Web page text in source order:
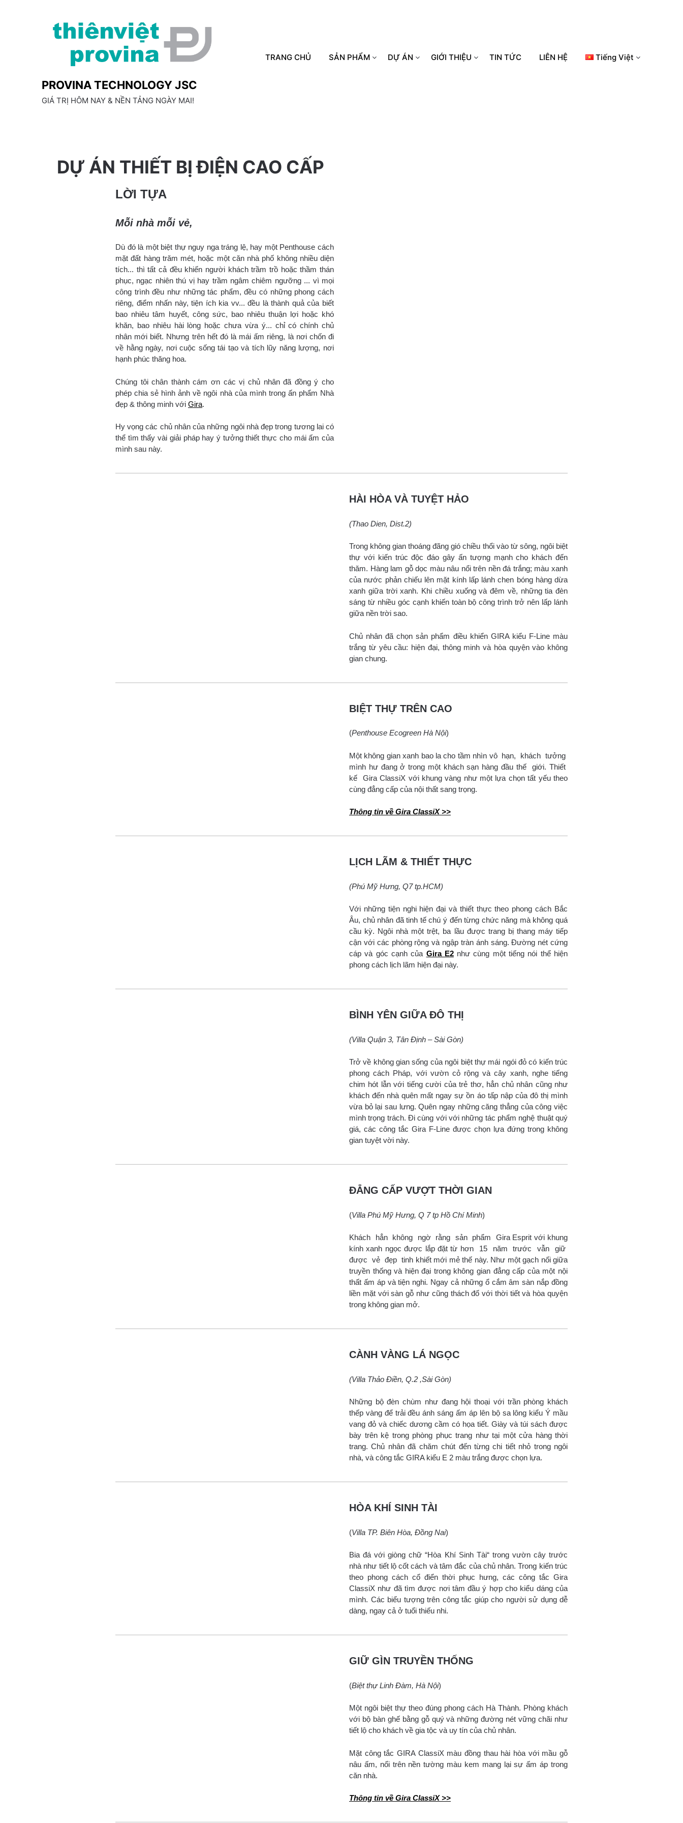
PROVINA TECHNOLOGY JSC
GIÁ TRỊ HÔM NAY & NỀN TẢNG NGÀY MAI!
TRANG CHỦ SẢN PHẨM DỰ ÁN GIỚI THIỆU TIN TỨC LIÊN HỆ Tiếng Việt
DỰ ÁN THIẾT BỊ ĐIỆN CAO CẤP
LỜI TỰA
Mỗi nhà mỗi vẻ,
Dù đó là một biệt thự nguy nga tráng lệ, hay một Penthouse cách
mặt đất hàng trăm mét, hoặc một căn nhà phố không nhiều diện
tích... thì tất cả đều khiến người khách trầm trồ hoặc thầm thán
phục, ngạc nhiên thú vị hay trầm ngâm chiêm ngưỡng ... vì mọi
công trình đều như những tác phẩm, đều có những phong cách
riêng, điểm nhấn này, tiện ích kia vv... đều là thành quả của biết
bao nhiêu tâm huyết, công sức, bao nhiêu thuận lợi hoặc khó
khăn, bao nhiêu hài lòng hoặc chưa vừa ý... chỉ có chính chủ
nhân mới biết. Nhưng trên hết đó là mái ấm riêng, là nơi chốn đi
về hằng ngày, nơi cuộc sống tái tạo và tích lũy năng lượng, nơi
hạnh phúc thăng hoa.
Chúng tôi chân thành cám ơn các vị chủ nhân đã đồng ý cho
phép chia sẻ hình ảnh về ngôi nhà của mình trong ấn phẩm Nhà
đẹp & thông minh với Gira.
Hy vọng các chủ nhân của những ngôi nhà đẹp trong tương lai có
thể tìm thấy vài giải pháp hay ý tưởng thiết thực cho mái ấm của
mình sau này.
HÀI HÒA VÀ TUYỆT HẢO
(Thao Dien, Dist.2)
Trong không gian thoáng đãng gió chiều thổi vào từ sông, ngôi biệt
thự với kiến trúc độc đáo gây ấn tượng mạnh cho khách đến
thăm. Hàng lam gỗ dọc màu nâu nổi trên nền đá trắng; màu xanh
của nước phản chiếu lên mặt kính lấp lánh chen bóng hàng dừa
xanh giữa trời xanh. Khi chiều xuống và đêm về, những tia đèn
sáng từ nhiều góc cạnh khiến toàn bộ công trình trở nên lấp lánh
giữa nền trời sao.
Chủ nhân đã chọn sản phẩm điều khiển GIRA kiểu F-Line màu
trắng từ yêu cầu: hiện đại, thông minh và hòa quyện vào không
gian chung.
BIỆT THỰ TRÊN CAO
(Penthouse Ecogreen Hà Nội)
Một không gian xanh bao la cho tầm nhìn vô hạn, khách tưởng
mình hư đang ở trong một khách sạn hàng đầu thế giới. Thiết
kế Gira ClassiX với khung vàng như một lựa chọn tất yếu theo
cùng đẳng cấp của nội thất sang trọng.
Thông tin về Gira ClassiX >>
LỊCH LÃM & THIẾT THỰC
(Phú Mỹ Hưng, Q7 tp.HCM)
Với những tiện nghi hiện đại và thiết thực theo phong cách Bắc
Âu, chủ nhân đã tinh tế chú ý đến từng chức năng mà không quá
cầu kỳ. Ngôi nhà một trệt, ba lầu được trang bị thang máy tiếp
cận với các phòng rộng và ngập tràn ánh sáng. Đường nét cứng
cáp và góc cạnh của Gira E2như cùng một tiếng nói thể hiện
phong cách lịch lãm hiện đại này.
BÌNH YÊN GIỮA ĐÔ THỊ
(Villa Quận 3, Tân Định – Sài Gòn)
Trở về không gian sống của ngôi biệt thự mái ngói đỏ có kiến trúc
phong cách Pháp, với vườn cỏ rộng và cây xanh, nghe tiếng
chim hót lẫn với tiếng cười của trẻ thơ, hẳn chủ nhân cũng như
khách đến nhà quên mất ngay sự ồn áo tấp nập của đô thị mình
vừa bỏ lại sau lưng. Quên ngay những căng thẳng của công việc
mình trọng trách. Đi cùng với với những tác phẩm nghệ thuật quý
giá, các công tắc Gira F-Line được chọn lựa đứng trong không
gian tuyệt vời này.
ĐẲNG CẤP VƯỢT THỜI GIAN
(Villa Phú Mỹ Hưng, Q 7 tp Hồ Chí Minh)
Khách hẳn không ngờ rằng sản phẩm Gira Esprit với khung
kính xanh ngọc được lắp đặt từ hơn 15 năm trước vẫn giữ
được vẻ đẹp tinh khiết mới mẻ thế này. Như một gạch nối giữa
truyền thống và hiện đại trong không gian đẳng cấp của một nội
thất ấm áp và tiện nghi. Ngay cả những ổ cắm âm sàn nắp đồng
liền mặt với sàn gỗ như cũng thách đố với thời tiết và hòa quyện
trong không gian mở.
CÀNH VÀNG LÁ NGỌC
(Villa Thảo Điền, Q.2 ,Sài Gòn)
Những bộ đèn chùm như đang hội thoại với trần phòng khách
thếp vàng để trải đều ánh sáng ấm áp lên bộ sa lông kiểu Ý mầu
vang đỏ và chiếc dương cầm có họa tiết. Giày và túi sách được
bày trên kệ trong phòng phục trang như tại một cửa hàng thời
trang. Chủ nhân đã chăm chút đến từng chi tiết nhỏ trong ngôi
nhà, và công tắc GIRA kiểu E 2 màu trắng được chọn lựa.
HÒA KHÍ SINH TÀI
(Villa TP. Biên Hòa, Đồng Nai)
Bia đá với giòng chữ “Hòa Khí Sinh Tài“ trong vườn cây trước
nhà như tiết lộ cốt cách và tâm đắc của chủ nhân. Trong kiến trúc
theo phong cách cổ điển thời phục hưng, các công tắc Gira
ClassiX như đã tìm được nơi tâm đầu ý hợp cho kiểu dáng của
mình. Các biểu tượng trên công tắc giúp cho người sử dụng dễ
dàng, ngay cả ở tuổi thiếu nhi.
GIỮ GÌN TRUYỀN THỐNG
(Biệt thự Linh Đàm, Hà Nội)
Một ngôi biệt thự theo đúng phong cách Hà Thành. Phòng khách
với bộ bàn ghế bằng gỗ quý và những đường nét vững chãi như
tiết lộ cho khách về gia tộc và uy tín của chủ nhân.
Mặt công tắc GIRA ClassiX màu đồng thau hài hòa với mầu gỗ
nâu ấm, nổi trên nền tường màu kem mang lại sự ấm áp trong
căn nhà.
Thông tin về Gira ClassiX >>